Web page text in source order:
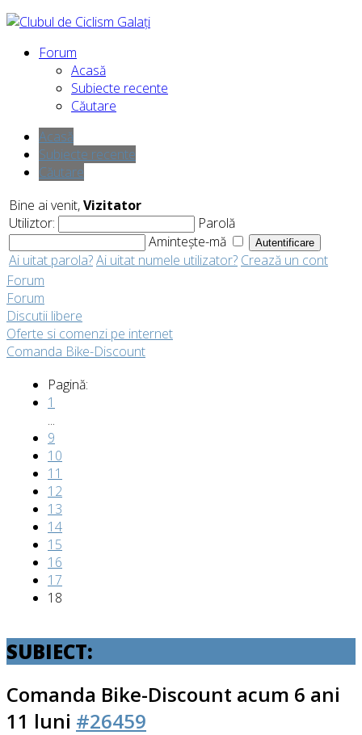
Forum
Acasă
Subiecte recente
Căutare
Acasă
Subiecte recente
Căutare
Bine ai venit,Vizitator
Utiliztor:
Parolă
Amintește-mă
Ai uitat parola?Ai uitat numele utilizator? Crează un cont
Forum
Forum
Discutii libere
Oferte si comenzi pe internet
Comanda Bike-Discount
Pagină:
1
...
9
10
11
12
13
14
15
16
17
18
SUBIECT:
Comanda Bike-Discount acum 6 ani
11 luni #26459